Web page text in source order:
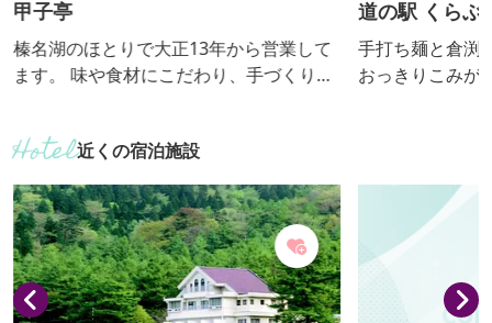
甲子亭
榛名湖のほとりで大正13年から営業して
ます。 味や食材にこだわり、手づくりで
道の駅 くらぶ
み)
手打ち麺と倉渕
おっきりこみが
gurinosato/
近くの宿泊施設